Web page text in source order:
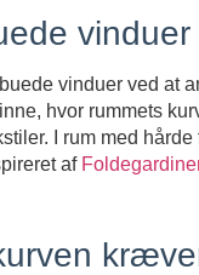
vinduer
vinduer ved at
hvor rummets
I rum med
af